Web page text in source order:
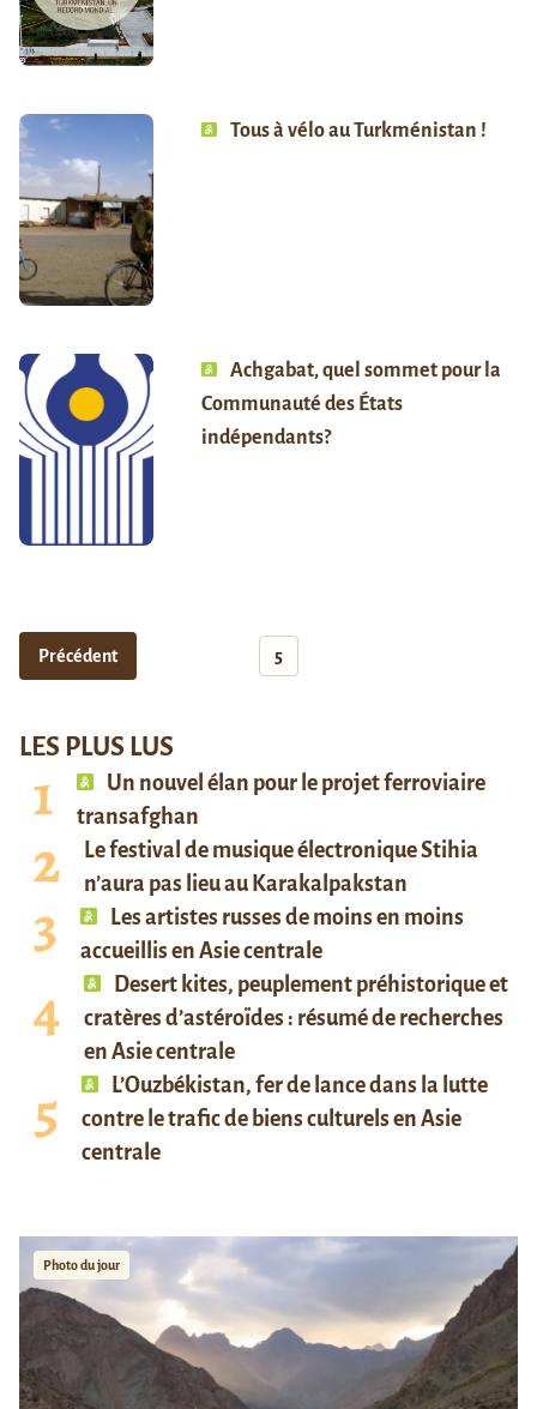
Tous à vélo au Turkménistan !
Achgabat, quel sommet pour la
Communauté des États
indépendants?
Précédent 5
LES PLUS LUS
Un nouvel élan pour le projet ferroviaire
transafghan
Le festival de musique électronique Stihia
n’aura pas lieu au Karakalpakstan
Les artistes russes de moins en moins
accueillis en Asie centrale
Desert kites, peuplement préhistorique et
cratères d’astéroïdes : résumé de recherches
en Asie centrale
L’Ouzbékistan, fer de lance dans la lutte
contre le trafic de biens culturels en Asie
centrale
Photo du jour